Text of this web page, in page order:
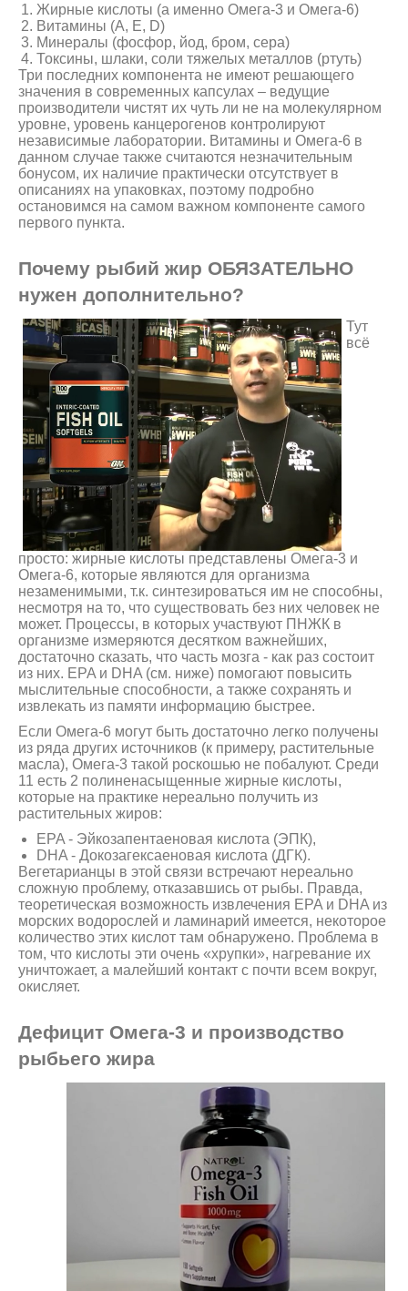
Жирные кислоты (а именно Омега-3 и Омега-6)
Витамины (А, Е, D)
Минералы (фосфор, йод, бром, сера)
Токсины, шлаки, соли тяжелых металлов (ртуть)
Три последних компонента не имеют решающего
значения в современных капсулах – ведущие
производители чистят их чуть ли не на молекулярном
уровне, уровень канцерогенов контролируют
независимые лаборатории. Витамины и Омега-6 в
данном случае также считаются незначительным
бонусом, их наличие практически отсутствует в
описаниях на упаковках, поэтому подробно
остановимся на самом важном компоненте самого
первого пункта.
Почему рыбий жир ОБЯЗАТЕЛЬНО
нужен дополнительно?
Тут
всё
просто: жирные кислоты представлены Омега-3 и
Омега-6, которые являются для организма
незаменимыми, т.к. синтезироваться им не способны,
несмотря на то, что существовать без них человек не
может. Процессы, в которых участвуют ПНЖК в
организме измеряются десятком важнейших,
достаточно сказать, что часть мозга - как раз состоит
из них. EPA и DHA (см. ниже) помогают повысить
мыслительные способности, а также сохранять и
извлекать из памяти информацию быстрее.
Если Омега-6 могут быть достаточно легко получены
из ряда других источников (к примеру, растительные
масла), Омега-3 такой роскошью не побалуют. Среди
11 есть 2 полиненасыщенные жирные кислоты,
которые на практике нереально получить из
растительных жиров:
EPA - Эйкозапентаеновая кислота (ЭПК),
DHA - Докозагексаеновая кислота (ДГК).
Вегетарианцы в этой связи встречают нереально
сложную проблему, отказавшись от рыбы. Правда,
теоретическая возможность извлечения EPA и DHA из
морских водорослей и ламинарий имеется, некоторое
количество этих кислот там обнаружено. Проблема в
том, что кислоты эти очень «хрупки», нагревание их
уничтожает, а малейший контакт с почти всем вокруг,
окисляет.
Дефицит Омега-3 и производство
рыбьего жира